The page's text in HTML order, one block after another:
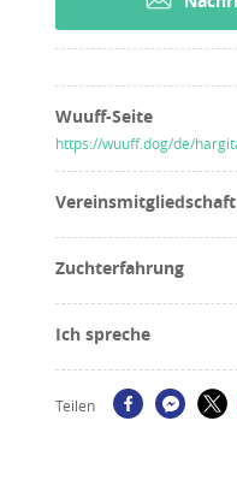
Wuuff-Seite
https://wuuff.dog/de/
Vereinsmitgliedschaft
Zuchterfahrung
Ich spreche
Teilen